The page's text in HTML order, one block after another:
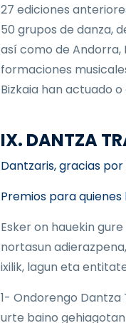
27 ediciones
50 grupos de danza,
así como de Andorra,
formaciones
Bizkaia han actuado
IX. DANTZA
Dantzaris, gracias
Premios para
Esker on hauekin
nortasun
ixilik, lagun eta
1- Ondorengo Dantza
urte baino